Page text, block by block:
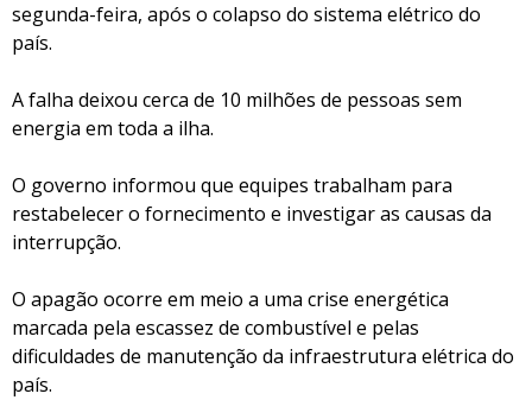
segunda-feira, após o colapso do sistema elétrico do
país.
A falha deixou cerca de 10 milhões de pessoas sem
energia em toda a ilha.
O governo informou que equipes trabalham para
restabelecer o fornecimento e investigar as causas da
interrupção.
O apagão ocorre em meio a uma crise energética
marcada pela escassez de combustível e pelas
dificuldades de manutenção da infraestrutura elétrica do
país.